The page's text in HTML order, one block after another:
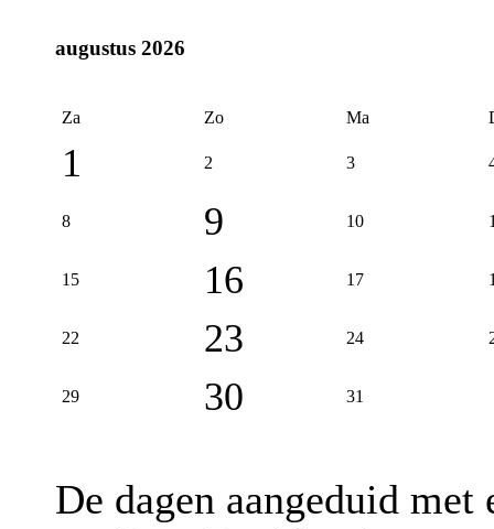
augustus 2026
Za Zo Ma
1 2 3
8 9 10
15 16 17
22 23 24
29 30 31
De dagen aangeduid met